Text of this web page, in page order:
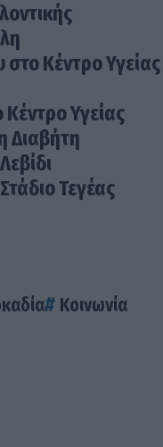
Κέντρο Υγείας
Υγείας
Διαβήτη
Τεγέας
Κοινωνία